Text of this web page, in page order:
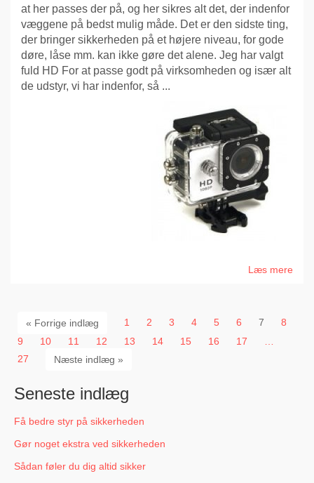
at her passes der på, og her sikres alt det, der indenfor
væggene på bedst mulig måde. Det er den sidste ting,
der bringer sikkerheden på et højere niveau, for gode
døre, låse mm. kan ikke gøre det alene. Jeg har valgt
fuld HD For at passe godt på virksomheden og især alt
de udstyr, vi har indenfor, så ...
Læs mere
« Forrige indlæg 1 2 3 4 5 6 7
8
9
10 11 12 13 14 15 16 17
27
Næste indlæg »
Seneste indlæg
Få bedre styr på sikkerheden
Gør noget ekstra ved sikkerheden
Sådan føler du dig altid sikker